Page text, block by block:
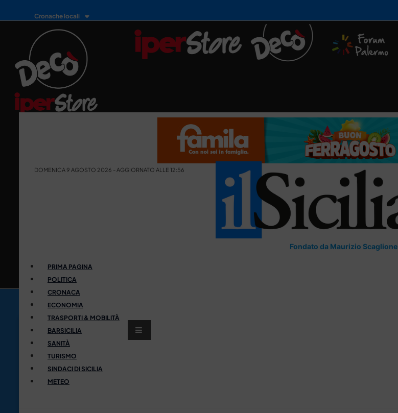
Cronache locali
DOMENICA 9 AGOSTO 2026 - AGGIORNATO ALLE 12:56
Fondato da Maurizio Scaglione
PRIMA PAGINA
POLITICA
CRONACA
ECONOMIA
TRASPORTI & MOBILITÀ
BARSICILIA
SANITÀ
TURISMO
SINDACI DI SICILIA
METEO